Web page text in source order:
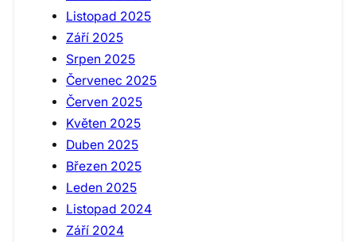
Listopad 2025
Září 2025
Srpen 2025
Červenec 2025
Červen 2025
Květen 2025
Duben 2025
Březen 2025
Leden 2025
Listopad 2024
Září 2024